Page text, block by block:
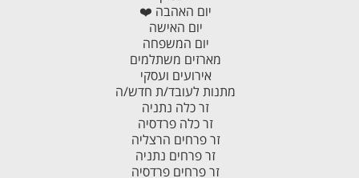
יום האהבה ❤️
יום האישה
יום המשפחה
מארזים משתלמים
אירועים ועסקי
מתנות לעובד/ת חדש/ה
זר כלה נתניה
זר כלה פרדסיה
זר פרחים הרצליה
זר פרחים נתניה
זר פרחים פרדסיה